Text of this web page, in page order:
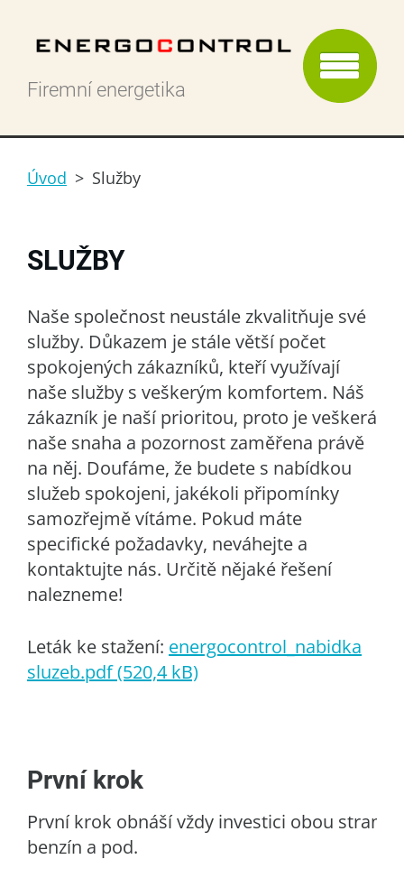
Firemní energetika
Úvod > Služby
SLUŽBY
Naše společnost neustále zkvalitňuje své
služby. Důkazem je stále větší počet
spokojených zákazníků, kteří využívají
naše služby s veškerým komfortem. Náš
zákazník je naší prioritou, proto je veškerá
naše snaha a pozornost zaměřena právě
na něj. Doufáme, že budete s nabídkou
služeb spokojeni, jakékoli připomínky
samozřejmě vítáme. Pokud máte
specifické požadavky, neváhejte a
kontaktujte nás. Určitě nějaké řešení
nalezneme!
Leták ke stažení: energocontrol_nabidka
sluzeb.pdf (520,4 kB)
První krok
První krok obnáší vždy investici obou stran
benzín a pod.